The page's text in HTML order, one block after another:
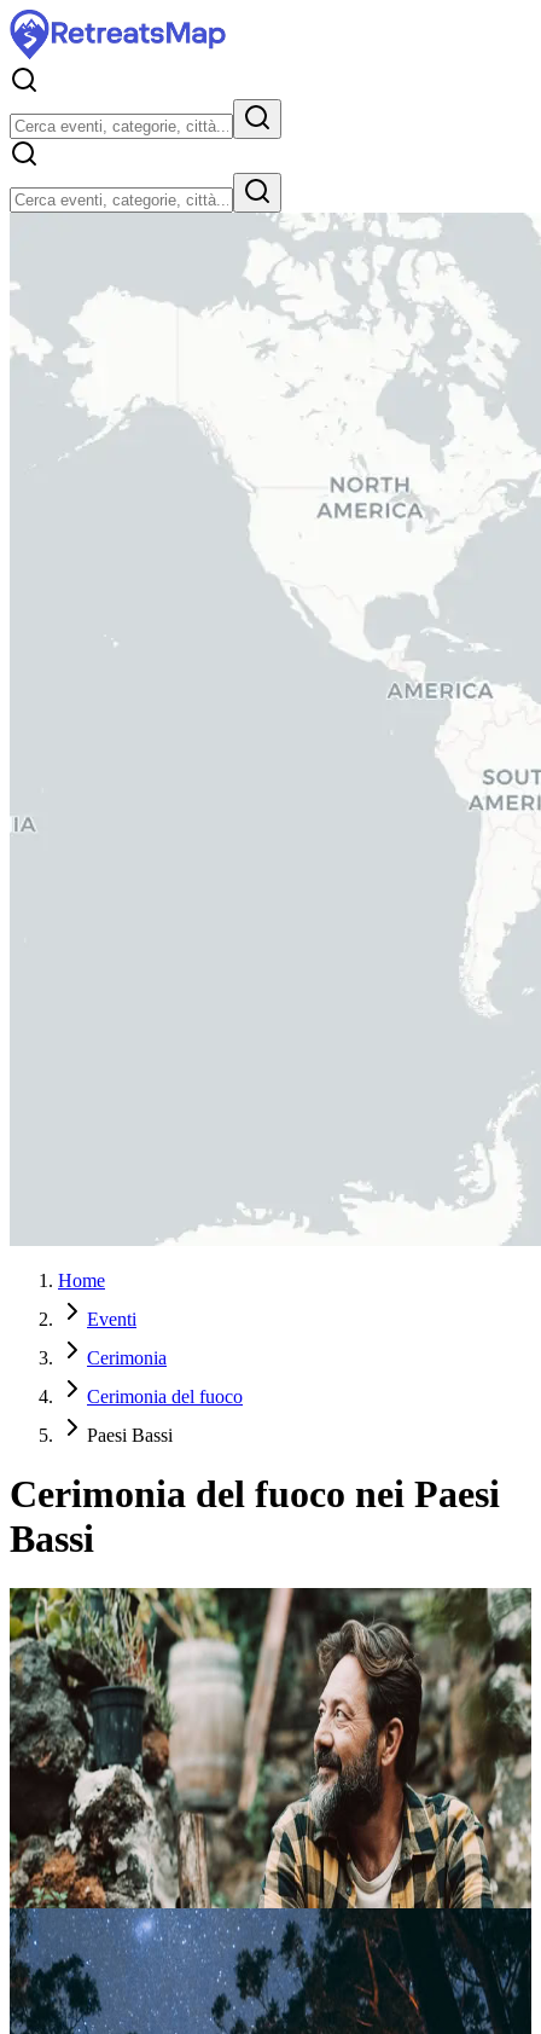
Home
Eventi
Cerimonia
Cerimonia del fuoco
Paesi Bassi
Cerimonia del fuoco nei Paesi
Bassi
3 giorni 1 cerimonia
Un ritiro di tre giorni con una cerimonia guidata di psilocibina,
pensato per offrire uno spazio protetto di riflessione, esplorazione
interiore e lavoro personale profondo. L’esperienza si svolge con...
1990,00 €
23 settembre 2026 11:00
Loenen, Paesi Bassi
Capanna Sudatoria